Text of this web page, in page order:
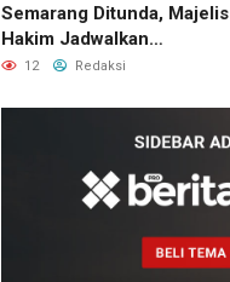
Semarang Ditunda, Majelis
Hakim Jadwalkan
Pemanggilan Ulang BPR
12 Redaksi